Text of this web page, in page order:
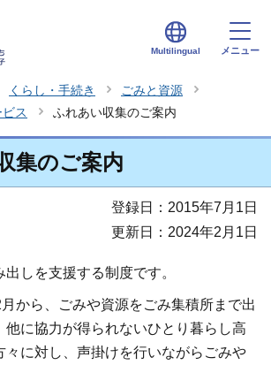
Multilingual メニュー
くらし・手続き
ごみと資源
ス
ふれあい収集のご案内
集のご案内
登録日：2015年7月1日
更新日：2024年2月1日
しを支援する制度です。
から、ごみや資源をごみ集積所まで出
他に協力が得られないひとり暮らし高
々に対し、声掛けを行いながらごみや